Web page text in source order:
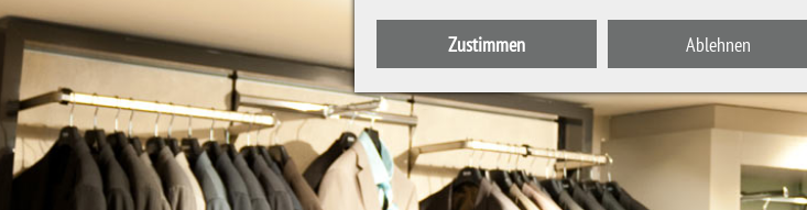
Zustimmen Ablehnen